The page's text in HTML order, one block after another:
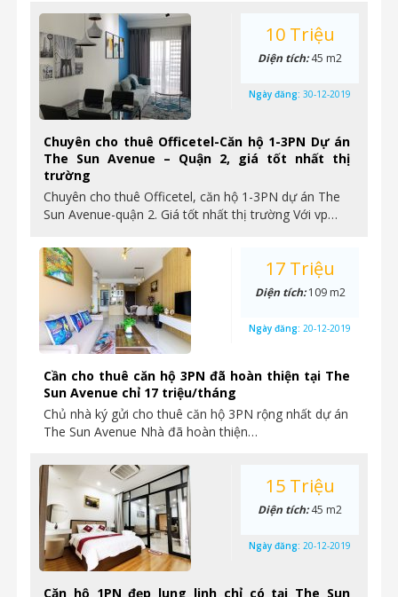
Chuyên cho thuê Officetel-Căn hộ 1-3PN Dự án
The Sun Avenue – Quận 2, giá tốt nhất thị
trường
Chuyên cho thuê Officetel, căn hộ 1-3PN dự án The
Sun Avenue-quận 2. Giá tốt nhất thị trường Với vp…
10 Triệu
Diện tích:45 m2
Ngày đăng: 30-12-2019
Cần cho thuê căn hộ 3PN đã hoàn thiện tại The
Sun Avenue chỉ 17 triệu/tháng
Chủ nhà ký gửi cho thuê căn hộ 3PN rộng nhất dự án
The Sun Avenue Nhà đã hoàn thiện…
17 Triệu
Diện tích:109 m2
Ngày đăng: 20-12-2019
Căn hộ 1PN đẹp lung linh chỉ có tại The Sun
15 Triệu
Diện tích:45 m2
Ngày đăng: 20-12-2019